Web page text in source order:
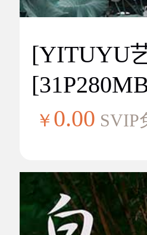
[YITUYU
￥ 0.00 SVIP